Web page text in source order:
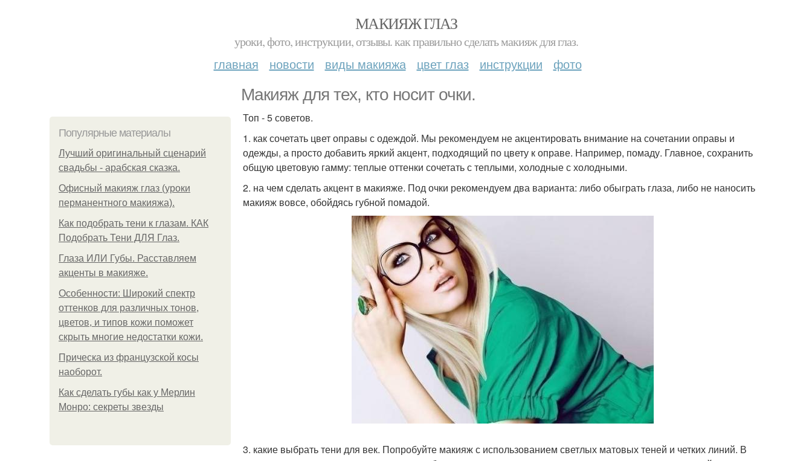
МАКИЯЖ ГЛАЗ
уроки, фото, инструкции, отзывы. как правильно сделать макияж для глаз.
главная новости виды макияжа цвет глаз инструкции фото
Макияж для тех, кто носит очки.
Популярные материалы
Лучший оригинальный сценарий
свадьбы - арабская сказка.
Офисный макияж глаз (уроки
перманентного макияжа).
Как подобрать тени к глазам. КАК
Подобрать Тени ДЛЯ Глаз.
Глаза ИЛИ Губы. Расставляем
акценты в макияже.
Особенности: Широкий спектр
оттенков для различных тонов,
цветов, и типов кожи поможет
скрыть многие недостатки кожи.
Прическа из французской косы
наоборот.
Как сделать губы как у Мерлин
Монро: секреты звезды
Топ - 5 советов.
1. как сочетать цвет оправы с одеждой. Мы рекомендуем не акцентировать внимание на сочетании оправы и
одежды, а просто добавить яркий акцент, подходящий по цвету к оправе. Например, помаду. Главное, сохранить
общую цветовую гамму: теплые оттенки сочетать с теплыми, холодные с холодными.
2. на чем сделать акцент в макияже. Под очки рекомендуем два варианта: либо обыграть глаза, либо не наносить
макияж вовсе, обойдясь губной помадой.
3. какие выбрать тени для век. Попробуйте макияж с использованием светлых матовых теней и четких линий. В